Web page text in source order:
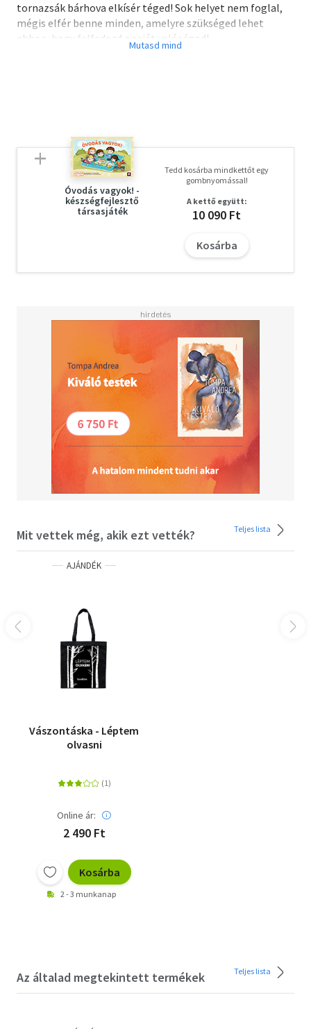
tornazsák bárhova elkísér téged! Sok helyet nem foglal,
mégis elfér benne minden, amelyre szükséged lehet
ahhoz, hogy felfedezd a saját valóságod!
Óvodás vagyok! -
készségfejlesztő
társasjáték
Tedd kosárba mindkettőt egy
gombnyomással!
A kettő együtt:
10 090 Ft
Kosárba
Mit vettek még, akik ezt vették? Teljes lista
AJÁNDÉK
Vászontáska - Léptem
olvasni
Online ár:
2 490 Ft
Kosárba
2 - 3 munkanap
Az általad megtekintett termékek Teljes lista